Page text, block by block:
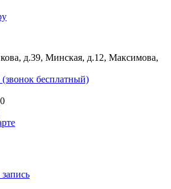
д.39, Минская, д.12, Максимова,
(звонок бесплатный)